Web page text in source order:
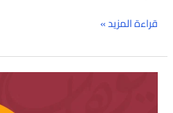
قراءة المزيد »